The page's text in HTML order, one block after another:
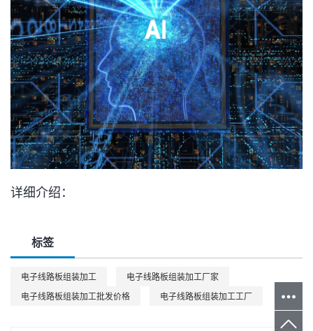
详细介绍：
标签
电子线路板组装加工
电子线路板组装加工厂家
电子线路板组装加工批发价格
电子线路板组装加工工厂